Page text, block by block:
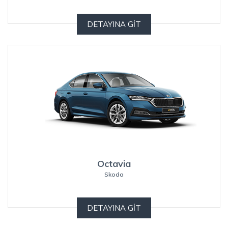
DETAYINA GİT
Octavia
Skoda
DETAYINA GİT